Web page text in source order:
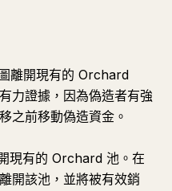
離開現有的 Orchard
力證據，因為偽造者有強
之前移動偽造資金。
現有的 Orchard 池。在
開該池，並將被有效銷